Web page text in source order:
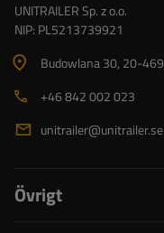
UNITRAILER Sp. z o.o.
NIP: PL5213739921
Budowlana 30, 20-469
+46 842 002 023
unitrailer@unitrailer.se
Övrigt